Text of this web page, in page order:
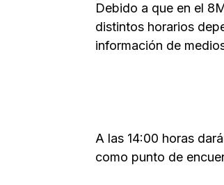
Debido a que en el
distintos horarios
información de
A las 14:00 horas
como punto de